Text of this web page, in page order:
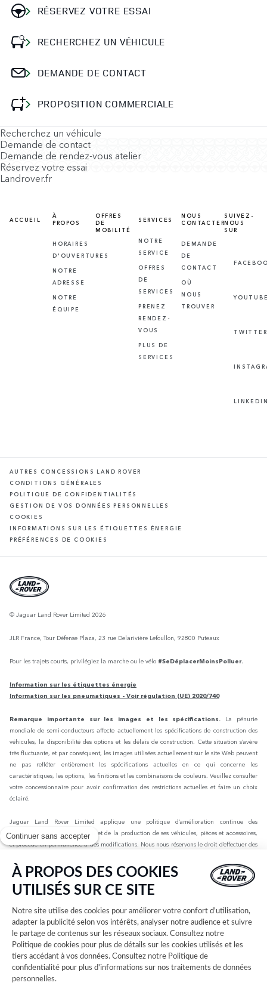
Continuer sans accepter
À PROPOS DES COOKIES
UTILISÉS SUR CE SITE
Notre site utilise des cookies pour améliorer votre confort d'utilisation,
adapter la publicité selon vos intérêts, analyser notre audience et suivre
le partage de contenus sur les réseaux sociaux. Consultez notre
Politique de cookies pour plus de détails sur les cookies utilisés et les
tiers accédant à vos données. Consultez notre Politique de
confidentialité pour plus d'informations sur nos traitements de données
personnelles.
RÉSERVEZ VOTRE ESSAI
RECHERCHEZ UN VÉHICULE
DEMANDE DE CONTACT
PROPOSITION COMMERCIALE
Recherchez un véhicule
Demande de contact
Demande de rendez-vous atelier
Réservez votre essai
Landrover.fr
ACCUEIL
À
PROPOS
HORAIRES
D'OUVERTURES
NOTRE
ADRESSE
NOTRE
ÉQUIPE
OFFRES
DE
MOBILITÉ
SERVICES
NOTRE
SERVICE
OFFRES
DE
SERVICES
PRENEZ
RENDEZ-
VOUS
PLUS DE
SERVICES
NOUS
CONTACTER
DEMANDE
DE
CONTACT
OÙ
NOUS
TROUVER
SUIVEZ-
NOUS
SUR
TWITTER
AUTRES CONCESSIONS LAND ROVER
CONDITIONS GÉNÉRALES
POLITIQUE DE CONFIDENTIALITÉS
GESTION DE VOS DONNÉES PERSONNELLES
COOKIES
INFORMATIONS SUR LES ÉTIQUETTES ÉNERGIE
PRÉFÉRENCES DE COOKIES
© Jaguar Land Rover Limited 2026
JLR France, Tour Défense Plaza, 23 rue Delarivière Lefoullon, 92800 Puteaux
Pour les trajets courts, privilégiez la marche ou le vélo #SeDéplacerMoinsPolluer.
Information sur les étiquettes énergie
Information sur les pneumatiques - Voir régulation (UE) 2020/740
Remarque importante sur les images et les spécifications.
La pénurie
mondiale de semi-conducteurs affecte actuellement les spécifications de construction des
véhicules, la disponibilité des options et les délais de construction. Cette situation s’avère
très fluctuante, et par conséquent, les images utilisées actuellement sur le site Web peuvent
ne pas refléter entièrement les spécifications actuelles en ce qui concerne les
caractéristiques, les options, les finitions et les combinaisons de couleurs. Veuillez consulter
votre concessionnaire pour avoir confirmation des restrictions actuelles et faire un choix
éclairé.
Jaguar Land Rover Limited applique une politique d’amélioration continue des
spécifications, de la conception et de la production de ses véhicules, pièces et accessoires,
et procède en permanence à des modifications. Nous nous réservons le droit d’effectuer des
présentées sur ce site Web sont basées sur les spécifications européennes. Elles peuvent
varier selon le marché et être modifiées sans préavis. Certains des véhicules présents sont
dotés d’équipements en option ou d’accessoires installés par le concessionnaire qui peuvent
pour connaître les disponibilités et les tarifs.
Les chiffres fournis sont issus des tests officiels menés par le fabricant conformément à la
législation européenne en vigueur avec une batterie complètement chargée. Depuis le 1er
septembre 2018, les véhicules légers neufs sont réceptionnés en Europe sur la base de la
procédure d'essai harmonisée pour les véhicules légers (WLTP), procédure d'essai
permettant de mesurer la consommation de carburant et les émissions de CO2, plus